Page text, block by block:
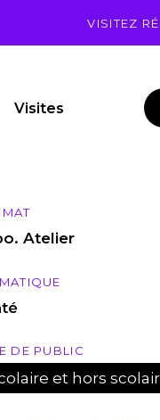
VISITEZ
Visites
Atelier
DE PUBLIC
et hors